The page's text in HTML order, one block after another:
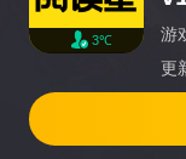
3℃ 游
更